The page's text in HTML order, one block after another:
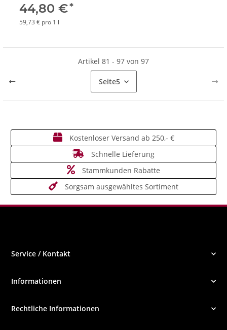
44,80 €*
59,73 € pro 1 l
Artikel 81 - 97 von 97
Seite5
Kostenloser Versand ab 250,- €
Schnelle Lieferung
Stammkunden Rabatte
Sorgsam ausgewähltes Sortiment
Service / Kontakt
Informationen
Rechtliche Informationen